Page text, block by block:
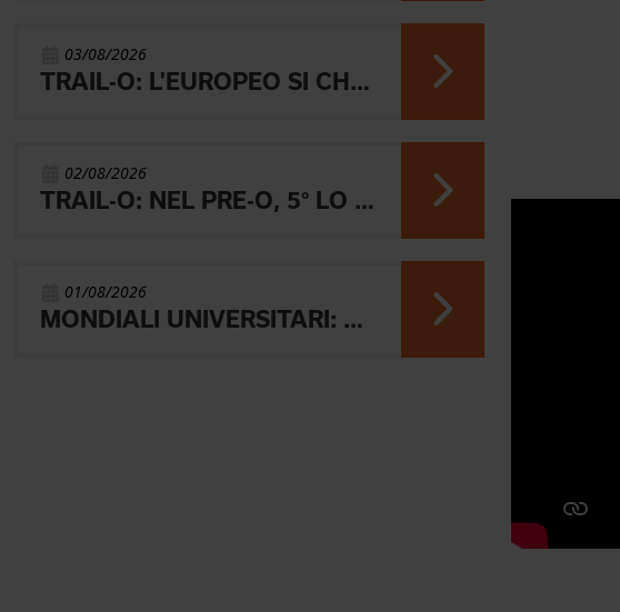
03/08/2026
TRAIL-O: L'EUROPEO SI CHIUDE CON L'ARGENTO JUNIOR, IL 4° PARALIMPICO E 5° OPEN
02/08/2026
TRAIL-O: NEL PRE-O, 5° LO JUNIOR LAMBERTINI E AARON GAIO 8°. NEI PARALIMPICI 20° GALVAN
01/08/2026
MONDIALI UNIVERSITARI: MARIANI CHIUDE 4° NELLA MIDDLE